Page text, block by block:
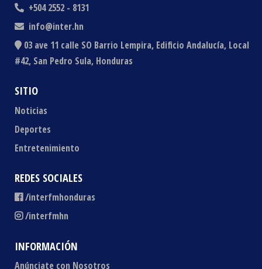
+504 2552 - 8131
info@inter.hn
03 ave 11 calle SO Barrio Lempira, Edificio Andalucía, Local
#42, San Pedro Sula, Honduras
SITIO
Noticias
Deportes
Entretenimiento
REDES SOCIALES
/interfmhonduras
/interfmhn
INFORMACIÓN
Anúnciate con Nosotros